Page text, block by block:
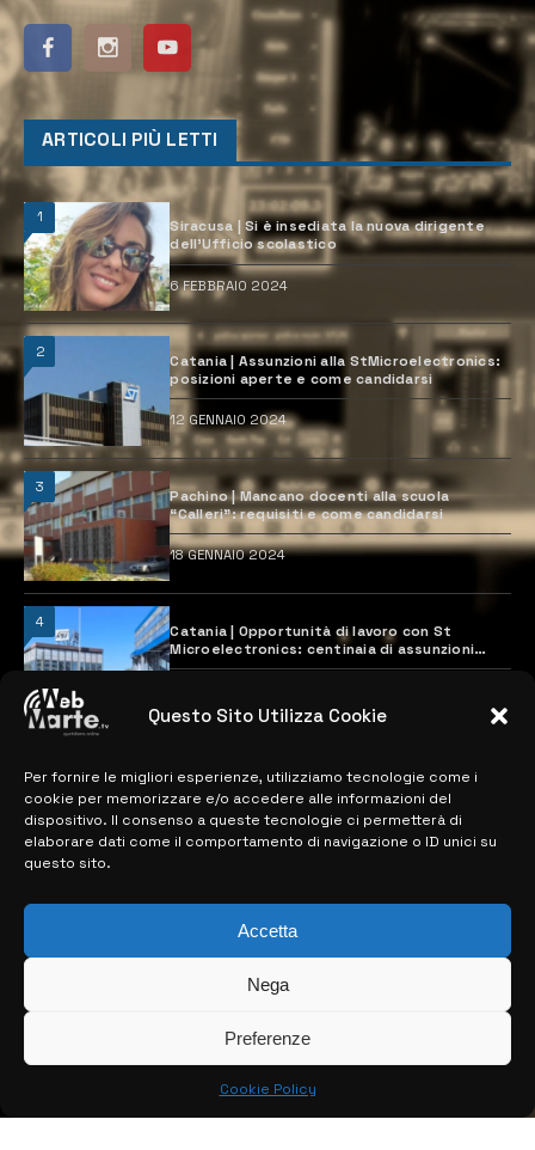
Questo Sito Utilizza Cookie
Per fornire le migliori esperienze, utilizziamo tecnologie come i
cookie per memorizzare e/o accedere alle informazioni del
dispositivo. Il consenso a queste tecnologie ci permetterà di
elaborare dati come il comportamento di navigazione o ID unici su
questo sito.
Accetta
Nega
Preferenze
Cookie Policy
ARTICOLI PIÙ LETTI
1
Siracusa | Si è insediata la nuova dirigente
dell’Ufficio scolastico
6 FEBBRAIO 2024
2
Catania | Assunzioni alla StMicroelectronics:
posizioni aperte e come candidarsi
12 GENNAIO 2024
3
Pachino | Mancano docenti alla scuola
“Calleri”: requisiti e come candidarsi
18 GENNAIO 2024
4
Catania | Opportunità di lavoro con St
Microelectronics: centinaia di assunzioni
previste
MAPPA DEL SITO
> NOTIZIE